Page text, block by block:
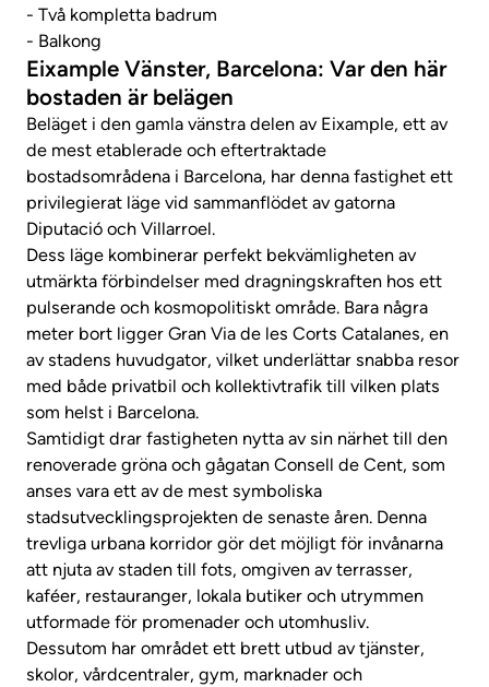
- Två kompletta badrum
- Balkong
Eixample Vänster, Barcelona: Var den här
bostaden är belägen
Beläget i den gamla vänstra delen av Eixample, ett av
de mest etablerade och eftertraktade
bostadsområdena i Barcelona, ​​har denna fastighet ett
privilegierat läge vid sammanflödet av gatorna
Diputació och Villarroel.
Dess läge kombinerar perfekt bekvämligheten av
utmärkta förbindelser med dragningskraften hos ett
pulserande och kosmopolitiskt område. Bara några
meter bort ligger Gran Via de les Corts Catalanes, en
av stadens huvudgator, vilket underlättar snabba resor
med både privatbil och kollektivtrafik till vilken plats
som helst i Barcelona.
Samtidigt drar fastigheten nytta av sin närhet till den
renoverade gröna och gågatan Consell de Cent, som
anses vara ett av de mest symboliska
stadsutvecklingsprojekten de senaste åren. Denna
trevliga urbana korridor gör det möjligt för invånarna
att njuta av staden till fots, omgiven av terrasser,
kaféer, restauranger, lokala butiker och utrymmen
utformade för promenader och utomhusliv.
Dessutom har området ett brett utbud av tjänster,
skolor, vårdcentraler, gym, marknader och